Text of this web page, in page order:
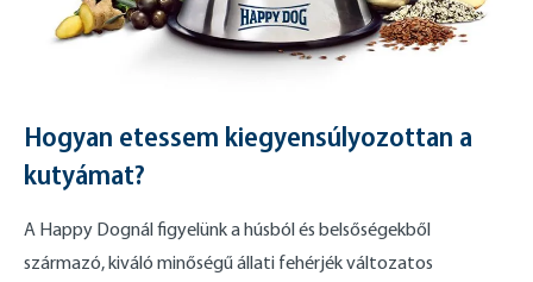
Hogyan etessem kiegyensúlyozottan a
kutyámat?
A Happy Dognál figyelünk a húsból és belsőségekből
származó, kiváló minőségű állati fehérjék változatos